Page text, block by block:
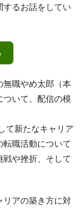
するお話をしてい
職やめ太郎（本
いて、配信の模
て新たなキャリア
職活動について
や挫折、そして
リアの築き方に対